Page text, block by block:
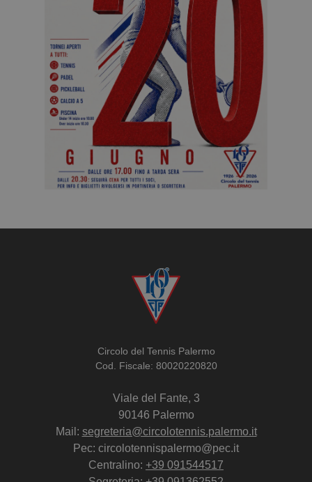
Circolo del Tennis Palermo
Cod. Fiscale: 80020220820
Viale del Fante, 3
90146 Palermo
Mail: segreteria@circolotennis.palermo.it
Pec: circolotennispalermo@pec.it
Centralino: +39 091544517